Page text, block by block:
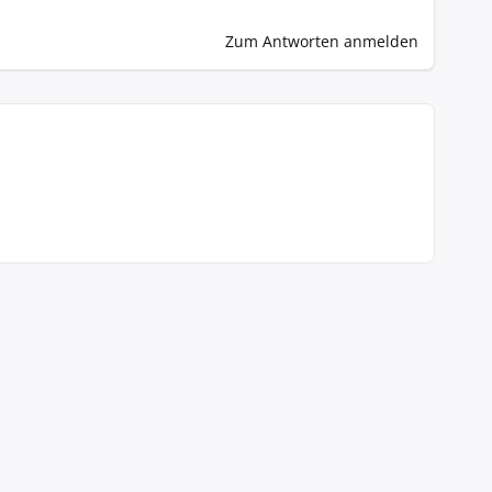
Zum Antworten anmelden